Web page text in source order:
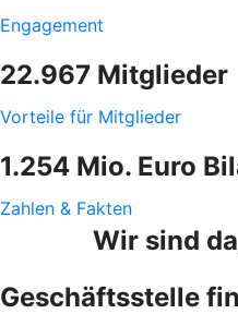
Engagement
22.967 Mitglieder
Vorteile für Mitglieder
1.254 Mio. Euro
Zahlen & Fakten
Wir sind
Geschäftsstelle